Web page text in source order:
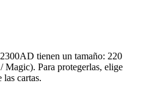
tienen un tamaño: 220
Magic). Para protegerlas, elige
las cartas.